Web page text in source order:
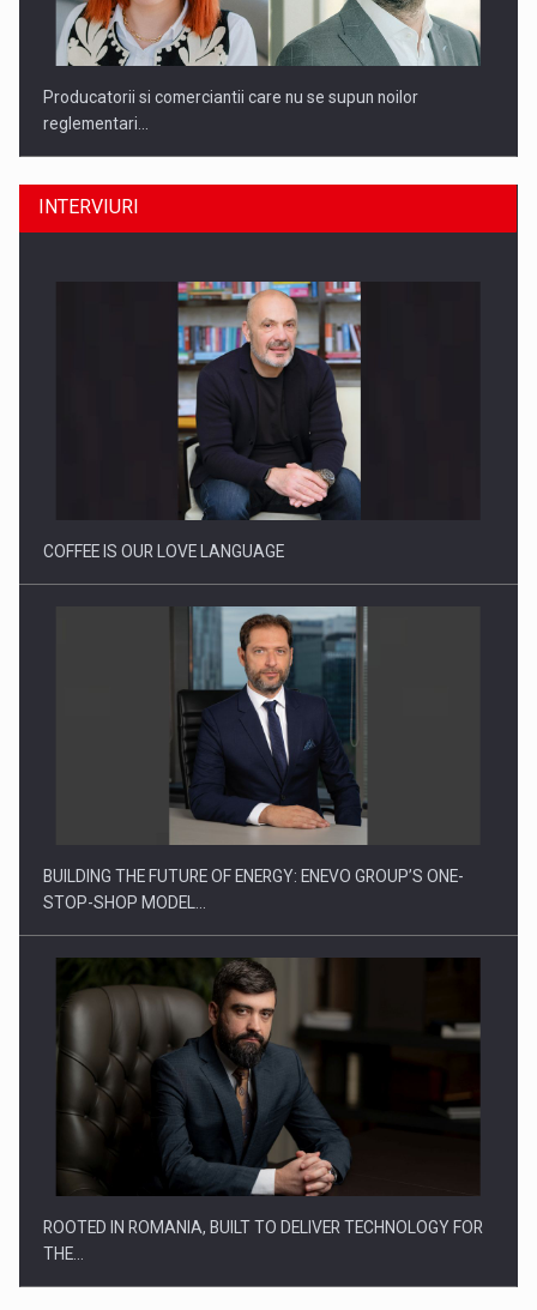
Producatorii si comerciantii care nu se supun noilor
reglementari…
Proteinmaxxing and the Future of Protein Demand
Energia fotovoltaica, pilon de stabilitate pentru sistemul
INTERVIURI
COFFEE IS OUR LOVE LANGUAGE
BUILDING THE FUTURE OF ENERGY: ENEVO GROUP’S ONE-
STOP-SHOP MODEL…
ROOTED IN ROMANIA, BUILT TO DELIVER TECHNOLOGY FOR
THE…